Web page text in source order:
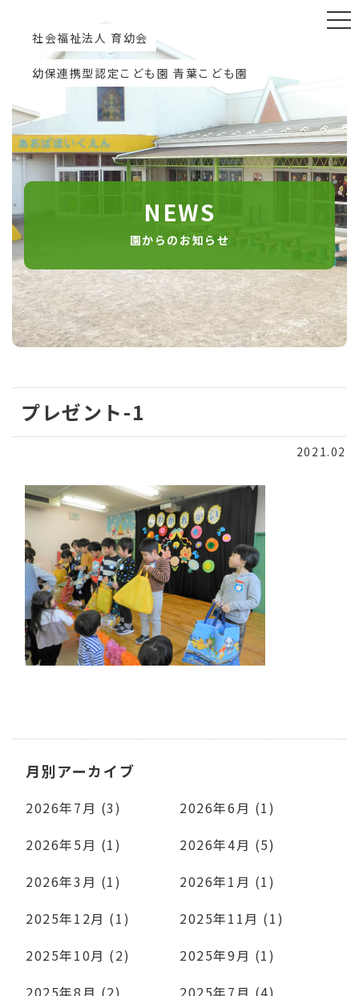
社会福祉法人 育幼会
幼保連携型認定こども園 青葉こども園
NEWS
園からのお知らせ
プレゼント-1
2021.02
月別アーカイブ
2026年7月 (3)
2026年6月 (1)
2026年5月 (1)
2026年4月 (5)
2026年3月 (1)
2026年1月 (1)
2025年12月 (1)
2025年11月 (1)
2025年10月 (2)
2025年9月 (1)
2025年8月 (2)
2025年7月 (4)